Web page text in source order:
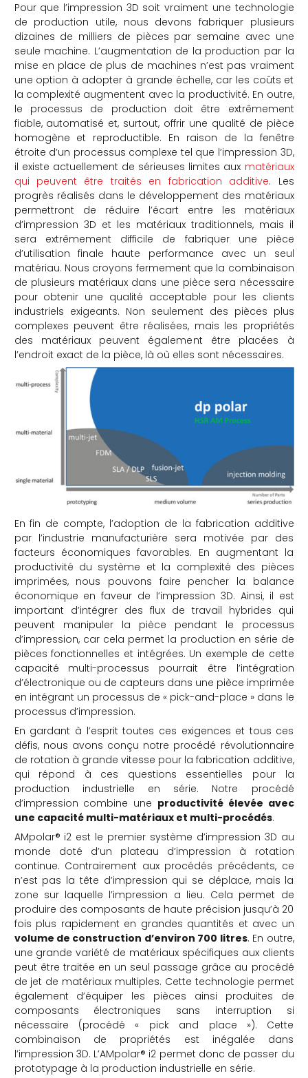
Pour que l’impression 3D soit vraiment une technologie
de production utile, nous devons fabriquer plusieurs
dizaines de milliers de pièces par semaine avec une
seule machine. L’augmentation de la production par la
mise en place de plus de machines n’est pas vraiment
une option à adopter à grande échelle, car les coûts et
la complexité augmentent avec la productivité. En outre,
le processus de production doit être extrêmement
fiable, automatisé et, surtout, offrir une qualité de pièce
homogène et reproductible. En raison de la fenêtre
étroite d’un processus complexe tel que l’impression 3D,
il existe actuellement de sérieuses limites aux matériaux
qui peuvent être traités en fabrication additive. Les
progrès réalisés dans le développement des matériaux
permettront de réduire l’écart entre les matériaux
d’impression 3D et les matériaux traditionnels, mais il
sera extrêmement difficile de fabriquer une pièce
d’utilisation finale haute performance avec un seul
matériau. Nous croyons fermement que la combinaison
de plusieurs matériaux dans une pièce sera nécessaire
pour obtenir une qualité acceptable pour les clients
industriels exigeants. Non seulement des pièces plus
complexes peuvent être réalisées, mais les propriétés
des matériaux peuvent également être placées à
l’endroit exact de la pièce, là où elles sont nécessaires.
En fin de compte, l’adoption de la fabrication additive
par l’industrie manufacturière sera motivée par des
facteurs économiques favorables. En augmentant la
productivité du système et la complexité des pièces
imprimées, nous pouvons faire pencher la balance
économique en faveur de l’impression 3D. Ainsi, il est
important d’intégrer des flux de travail hybrides qui
peuvent manipuler la pièce pendant le processus
d’impression, car cela permet la production en série de
pièces fonctionnelles et intégrées. Un exemple de cette
capacité multi-processus pourrait être l’intégration
d’électronique ou de capteurs dans une pièce imprimée
en intégrant un processus de « pick-and-place » dans le
processus d’impression.
En gardant à l’esprit toutes ces exigences et tous ces
défis, nous avons conçu notre procédé révolutionnaire
de rotation à grande vitesse pour la fabrication additive,
qui répond à ces questions essentielles pour la
production industrielle en série. Notre procédé
d’impression combine une productivité élevée avec
une capacité multi-matériaux et multi-procédés.
AMpolar® i2 est le premier système d’impression 3D au
monde doté d’un plateau d’impression à rotation
continue. Contrairement aux procédés précédents, ce
n’est pas la tête d’impression qui se déplace, mais la
zone sur laquelle l’impression a lieu. Cela permet de
produire des composants de haute précision jusqu’à 20
fois plus rapidement en grandes quantités et avec un
volume de construction d’environ 700 litres. En outre,
une grande variété de matériaux spécifiques aux clients
peut être traitée en un seul passage grâce au procédé
de jet de matériaux multiples. Cette technologie permet
également d’équiper les pièces ainsi produites de
composants électroniques sans interruption si
nécessaire (procédé « pick and place »). Cette
combinaison de propriétés est inégalée dans
l’impression 3D. L’AMpolar® i2 permet donc de passer du
prototypage à la production industrielle en série.